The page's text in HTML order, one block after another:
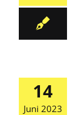
14
Juni 2023